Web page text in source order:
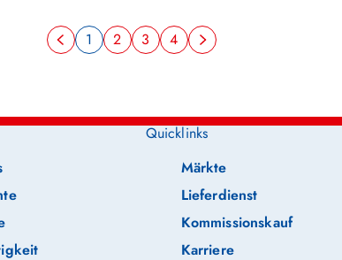
1 2 3 4
Quicklinks
Märkte
Lieferdienst
Kommissionskauf
Karriere